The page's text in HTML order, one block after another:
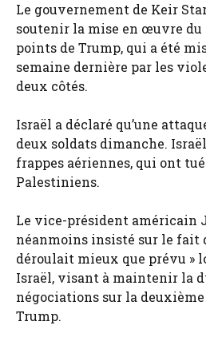
Le gouvernement de Keir
soutenir la mise en œuvre du
points de Trump, qui a été
semaine dernière par les
deux côtés.
Israël a déclaré qu’une
deux soldats dimanche.
frappes aériennes, qui ont
Palestiniens.
Le vice-président américain
néanmoins insisté sur le fait
déroulait mieux que prévu »
Israël, visant à maintenir la
négociations sur la
Trump.